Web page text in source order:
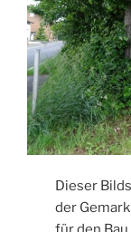
Dieser
der